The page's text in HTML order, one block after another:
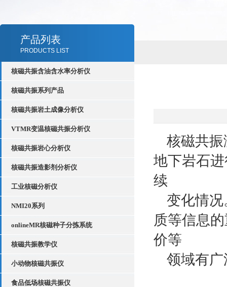
产品列表
PRODUCTS LIST
核磁共振含油含水率分析仪
核磁共振系列产品
核磁共振岩土成像分析仪
VTMR变温核磁共振分析仪
核磁共振岩心分析仪
核磁共振造影剂分析仪
工业核磁分析仪
NMI20系列
onlineMR核磁种子分拣系统
核磁共振教学仪
小动物核磁共振仪
食品低场核磁共振仪
核磁共
地下岩石
续
变化情
质等信息
价等
领域有